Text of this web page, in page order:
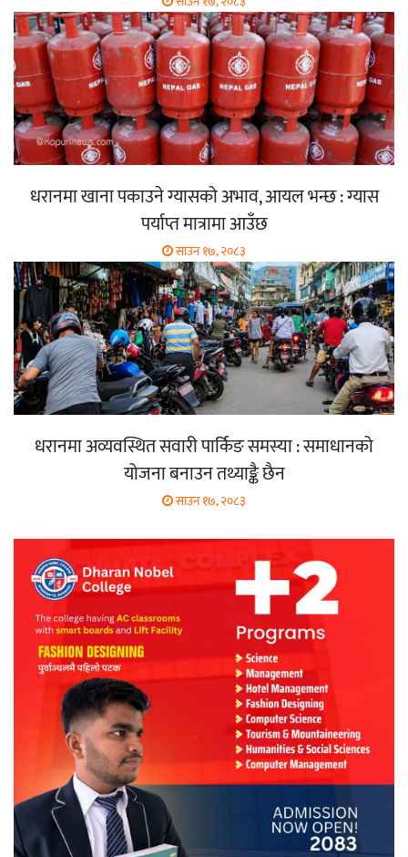
धरानमा खाना पकाउने ग्यासको अभाव, आयल भन्छ : ग्यास
पर्याप्त मात्रामा आउँछ
साउन १७, २०८३
धरानमा अव्यवस्थित सवारी पार्किङ समस्या : समाधानको
योजना बनाउन तथ्याङ्कै छैन
साउन १७, २०८३